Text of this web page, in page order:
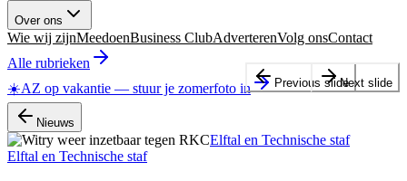
Over ons
Wie wij zijnMeedoenBusiness ClubAdverterenVolg onsContact
Alle rubrieken
☀️AZ op vakantie — stuur je zomerfoto in
Nieuws
Elftal en Technische staf
Elftal en Technische staf
Previous slideNext slide